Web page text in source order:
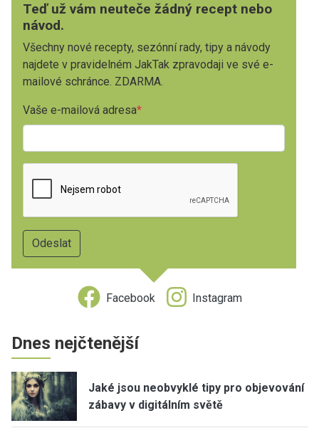
Teď už vám neuteče žádný recept nebo
návod.
Všechny nové recepty, sezónní rady, tipy a návody
najdete v pravidelném JakTak zpravodaji ve své e-
mailové schránce. ZDARMA.
Vaše e-mailová adresa
Facebook Instagram
Dnes nejčtenější
Jaké jsou neobvyklé tipy pro objevování
zábavy v digitálním světě